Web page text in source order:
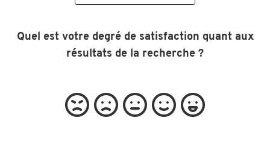
Quel est votre degré de satisfaction quant aux
résultats de la recherche ?